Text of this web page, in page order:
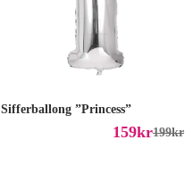
Sifferballong ”Princess”
199Kr
159Kr